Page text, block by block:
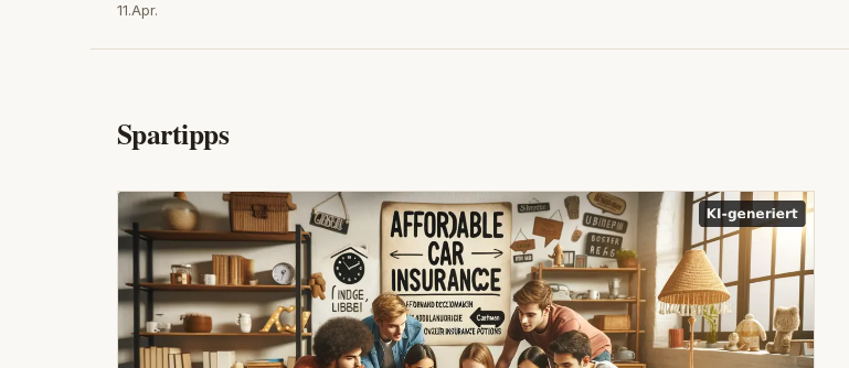
11.Apr.
Spartipps